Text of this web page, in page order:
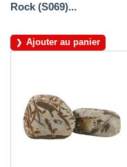
Rock (S069)...
Ajouter au panier